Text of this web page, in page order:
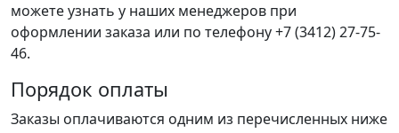
можете узнать у наших менеджеров при
оформлении заказа или по телефону +7 (3412) 27-75-
46.
Порядок оплаты
Заказы оплачиваются одним из перечисленных ниже